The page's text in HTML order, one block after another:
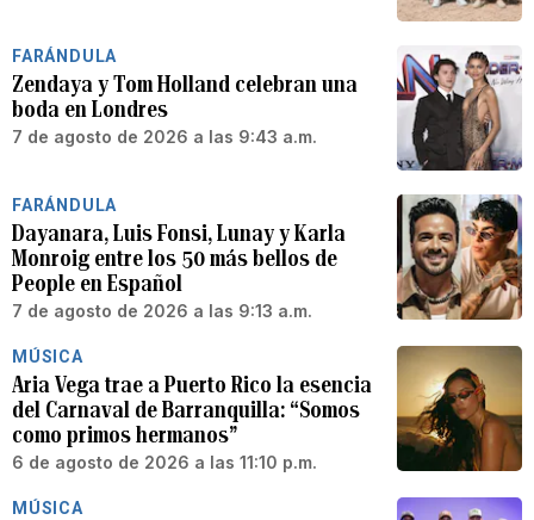
FARÁNDULA
Zendaya y Tom Holland celebran una
boda en Londres
7 de agosto de 2026 a las 9:43 a.m.
FARÁNDULA
Dayanara, Luis Fonsi, Lunay y Karla
Monroig entre los 50 más bellos de
People en Español
7 de agosto de 2026 a las 9:13 a.m.
MÚSICA
Aria Vega trae a Puerto Rico la esencia
del Carnaval de Barranquilla: “Somos
como primos hermanos”
6 de agosto de 2026 a las 11:10 p.m.
MÚSICA